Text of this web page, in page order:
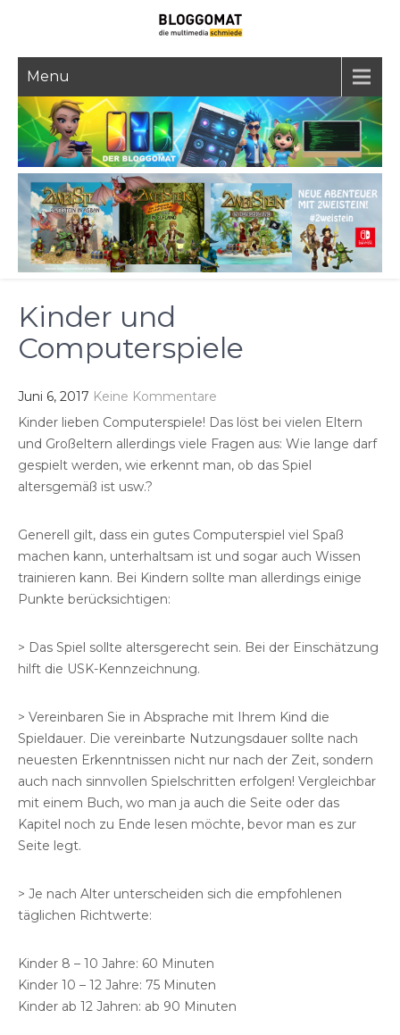
Menu
Kinder und
Computerspiele
Juni 6, 2017 Keine Kommentare
Kinder lieben Computerspiele! Das löst bei vielen Eltern
und Großeltern allerdings viele Fragen aus: Wie lange darf
gespielt werden, wie erkennt man, ob das Spiel
altersgemäß ist usw.?
Generell gilt, dass ein gutes Computerspiel viel Spaß
machen kann, unterhaltsam ist und sogar auch Wissen
trainieren kann. Bei Kindern sollte man allerdings einige
Punkte berücksichtigen:
> Das Spiel sollte altersgerecht sein. Bei der Einschätzung
hilft die USK-Kennzeichnung.
> Vereinbaren Sie in Absprache mit Ihrem Kind die
Spieldauer. Die vereinbarte Nutzungsdauer sollte nach
neuesten Erkenntnissen nicht nur nach der Zeit, sondern
auch nach sinnvollen Spielschritten erfolgen! Vergleichbar
mit einem Buch, wo man ja auch die Seite oder das
Kapitel noch zu Ende lesen möchte, bevor man es zur
Seite legt.
> Je nach Alter unterscheiden sich die empfohlenen
täglichen Richtwerte:
Kinder 8 – 10 Jahre: 60 Minuten
Kinder 10 – 12 Jahre: 75 Minuten
Kinder ab 12 Jahren: ab 90 Minuten